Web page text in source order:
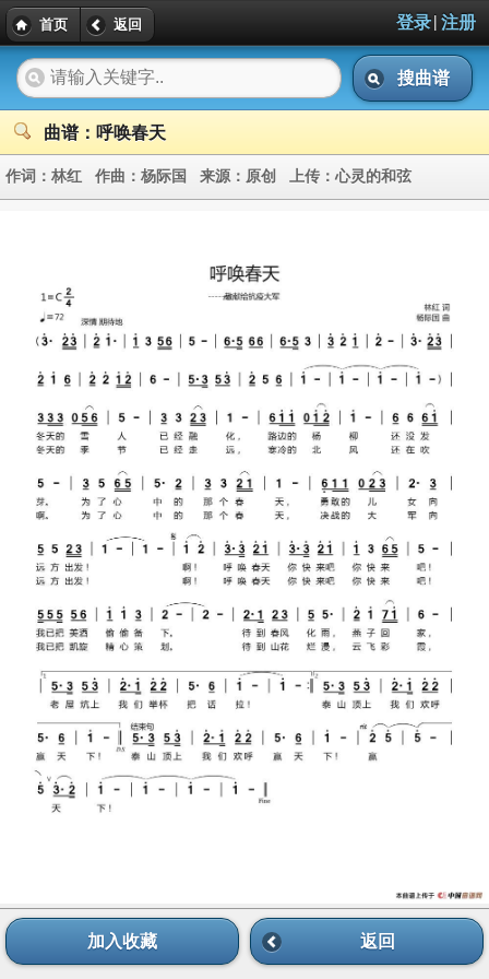
首页 返回 登录| 注册
搜曲谱
曲谱：呼唤春天
作词： 林红 作曲： 杨际国 来源： 原创 上传： 心灵的和弦
加入收藏 返回